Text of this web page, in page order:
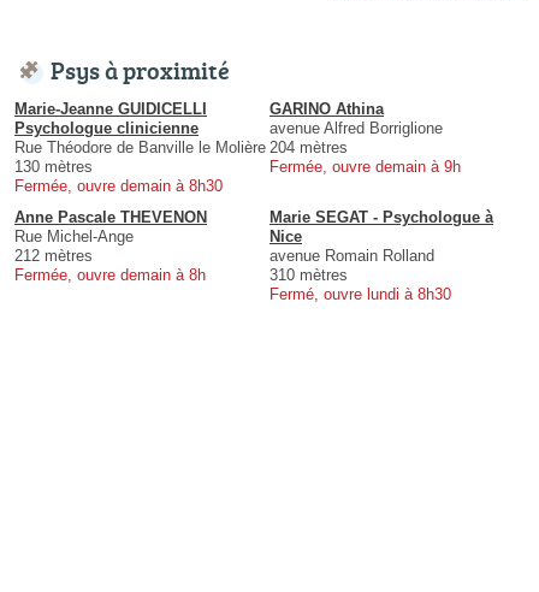
Psys à proximité
Marie-Jeanne GUIDICELLI
Psychologue clinicienne
Rue Théodore de Banville le Molière
130 mètres
Fermée, ouvre demain à 8h30
GARINO Athina
avenue Alfred Borriglione
204 mètres
Fermée, ouvre demain à 9h
Anne Pascale THEVENON
Rue Michel-Ange
212 mètres
Fermée, ouvre demain à 8h
Marie SEGAT - Psychologue à
Nice
avenue Romain Rolland
310 mètres
Fermé, ouvre lundi à 8h30